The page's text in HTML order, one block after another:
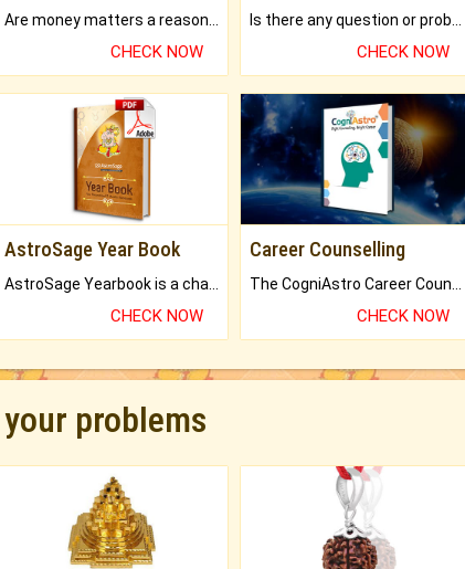
CHECK NOW CHECK NOW
AstroSage Year Book
AstroSage Yearbook is a channel to fulfill your dreams and destiny.
CHECK NOW
Career Counselling
The CogniAstro Career Counselling Report is the most comprehensive report available on this topic.
CHECK NOW
problems